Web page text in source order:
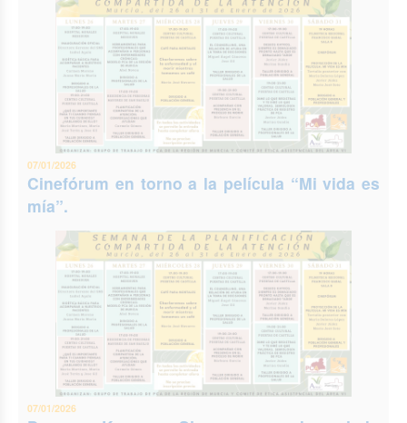
07/01/2026
Cinefórum en torno a la película “Mi vida es
mía”.
07/01/2026